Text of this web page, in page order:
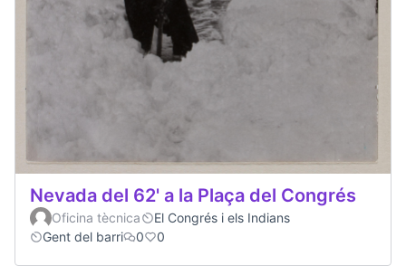
Nevada del 62' a la Plaça del Congrés
Oficina tècnica
El Congrés i els Indians
Gent del barri
0 0